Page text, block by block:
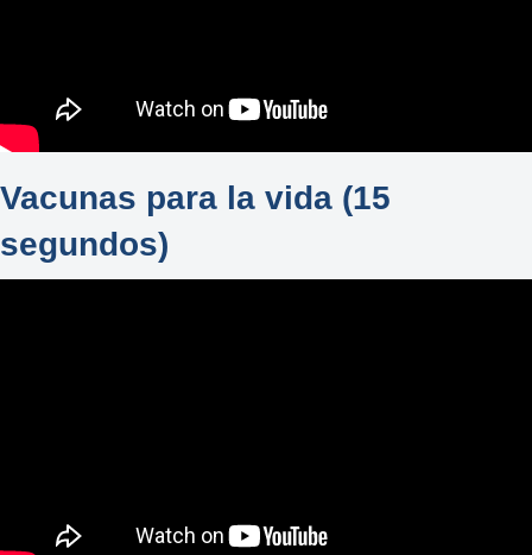
Vacunas para la vida (15
segundos)